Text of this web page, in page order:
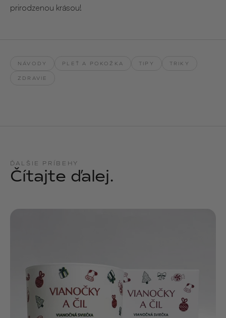
prirodzenou krásou!
NÁVODY PLEŤ A POKOŽKA TIPY TRIKY
ZDRAVIE
ĎALŠIE PRÍBEHY
Čítajte ďalej.